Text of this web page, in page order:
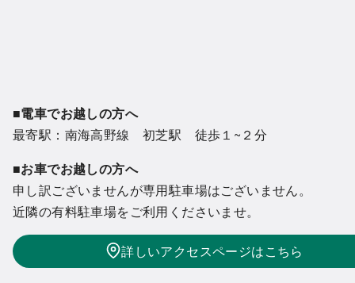
■電車でお越しの方へ
最寄駅：南海高野線 初芝駅 徒歩１~２分
■お車でお越しの方へ
申し訳ございませんが専用駐車場はございません。
近隣の有料駐車場をご利用くださいませ。
詳しいアクセスページはこちら